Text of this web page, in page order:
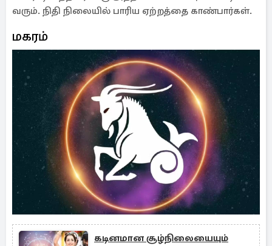
வரும். நிதி நிலையில் பாரிய ஏற்றத்தை காண்பார்கள்.
மகரம்
கடினமான சூழ்நிலையையும்